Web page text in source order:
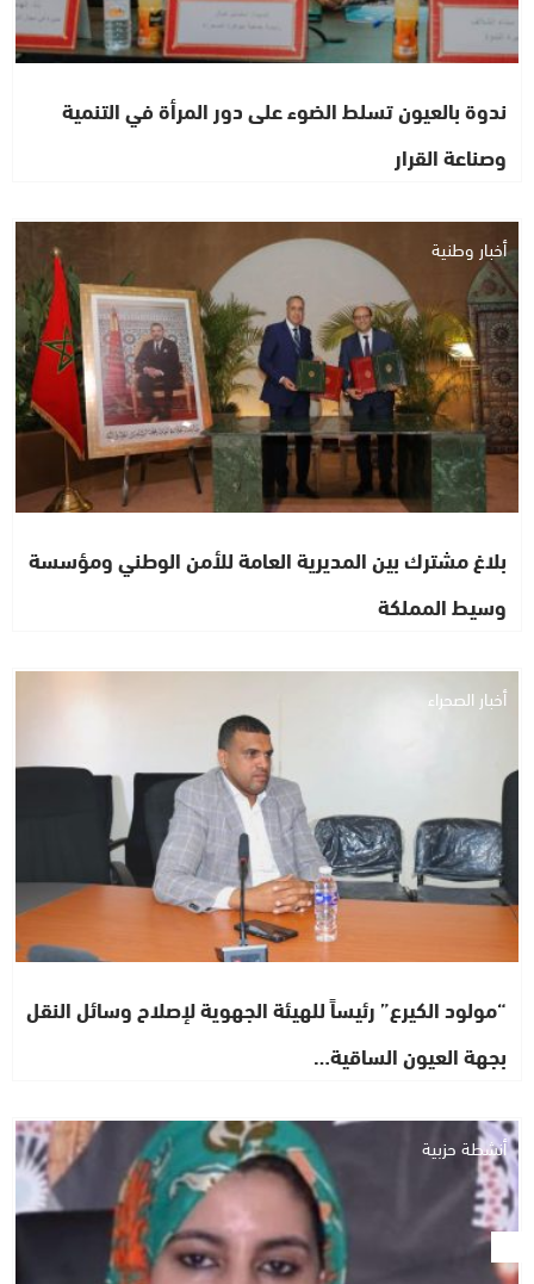
ندوة بالعيون تسلط الضوء على دور المرأة في التنمية
وصناعة القرار
أخبار وطنية
بلاغ مشترك بين المديرية العامة للأمن الوطني ومؤسسة
وسيط المملكة
أخبار الصحراء
“مولود الكيرع” رئيساً للهيئة الجهوية لإصلاح وسائل النقل
بجهة العيون الساقية…
أنشطة حزبية